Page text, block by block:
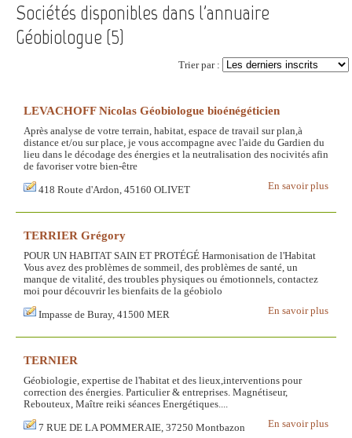
Sociétés disponibles dans l'annuaire
Géobiologue (5)
Trier par :
LEVACHOFF Nicolas Géobiologue bioénégéticien
Après analyse de votre terrain, habitat, espace de travail sur plan,à
distance et/ou sur place, je vous accompagne avec l'aide du Gardien du
lieu dans le décodage des énergies et la neutralisation des nocivités afin
de favoriser votre bien-être
En savoir plus
418 Route d'Ardon, 45160 OLIVET
TERRIER Grégory
POUR UN HABITAT SAIN ET PROTÉGÉ Harmonisation de l'Habitat
Vous avez des problèmes de sommeil, des problèmes de santé, un
manque de vitalité, des troubles physiques ou émotionnels, contactez
moi pour découvrir les bienfaits de la géobiolo
En savoir plus
Impasse de Buray, 41500 MER
TERNIER
Géobiologie, expertise de l'habitat et des lieux,interventions pour
correction des énergies. Particulier & entreprises. Magnétiseur,
Rebouteux, Maître reiki séances Energétiques....
En savoir plus
7 RUE DE LA POMMERAIE, 37250 Montbazon